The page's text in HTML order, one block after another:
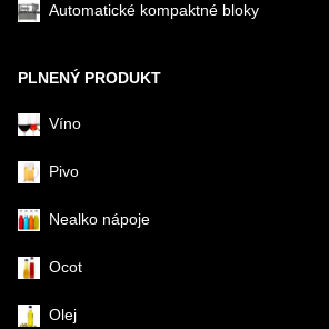
Automatické kompaktné bloky
PLNENÝ PRODUKT
Víno
Pivo
Nealko nápoje
Ocot
Olej